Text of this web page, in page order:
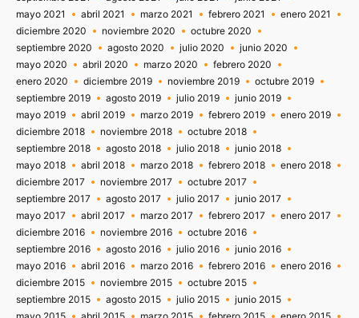
mayo 2021
abril 2021 marzo 2021 febrero 2021
enero 2021
diciembre 2020
noviembre 2020
octubre 2020
septiembre 2020
agosto 2020 julio 2020
junio 2020
mayo 2020
abril 2020 marzo 2020
febrero 2020
enero 2020
diciembre 2019 noviembre 2019
octubre 2019
septiembre 2019
agosto 2019 julio 2019
junio 2019
mayo 2019
abril 2019 marzo 2019 febrero 2019
enero 2019
diciembre 2018
noviembre 2018
octubre 2018
septiembre 2018
agosto 2018 julio 2018
junio 2018
mayo 2018
abril 2018 marzo 2018 febrero 2018
enero 2018
diciembre 2017
noviembre 2017
octubre 2017
septiembre 2017
agosto 2017 julio 2017
junio 2017
mayo 2017
abril 2017 marzo 2017 febrero 2017
enero 2017
diciembre 2016
noviembre 2016
octubre 2016
septiembre 2016
agosto 2016 julio 2016
junio 2016
mayo 2016
abril 2016 marzo 2016 febrero 2016
enero 2016
diciembre 2015
noviembre 2015
octubre 2015
septiembre 2015
agosto 2015 julio 2015
junio 2015